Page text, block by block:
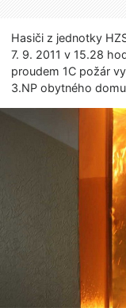
Hasiči z jednotky
7. 9. 2011 v 15.28
proudem 1C požár
3.NP obytného